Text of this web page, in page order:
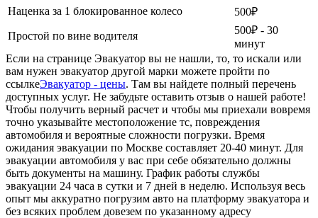
Наценка за 1 блокированное колесо
500₽
Простой по вине водителя
500₽ - 30
минут
Если на странице Эвакуатор вы не нашли, то, то искали или
вам нужен эвакуатор другой марки можете пройти по
ссылкеЭвакуатор - цены. Там вы найдете полный перечень
доступных услуг. Не забудьте оставить отзыв о нашей работе!
Чтобы получить верный расчет и чтобы мы приехали вовремя
точно указывайте местоположение тс, повреждения
автомобиля и вероятные сложности погрузки. Время
ожидания эвакуации по Москве составляет 20-40 минут. Для
эвакуации автомобиля у вас при себе обязательно должны
быть документы на машину. График работы службы
эвакуации 24 часа в сутки и 7 дней в неделю. Используя весь
опыт мы аккуратно погрузим авто на платформу эвакуатора и
без всяких проблем довезем по указанному адресу